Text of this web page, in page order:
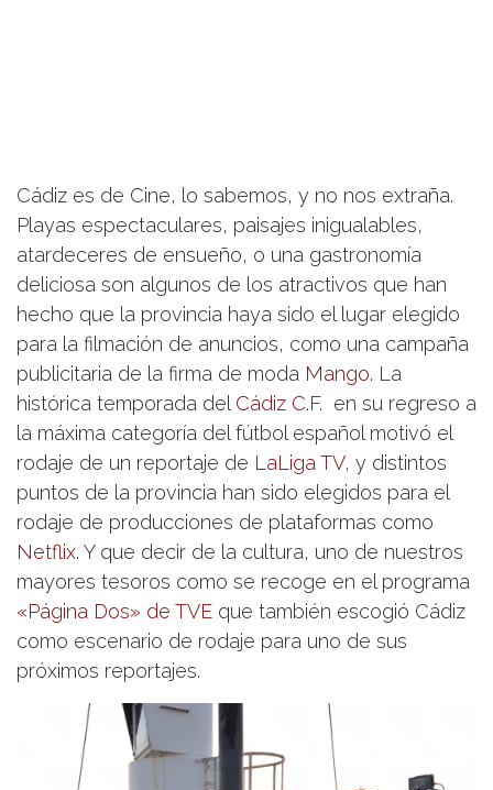
Cádiz es de Cine, lo sabemos, y no nos extraña.
Playas espectaculares, paisajes inigualables,
atardeceres de ensueño, o una gastronomía
deliciosa son algunos de los atractivos que han
hecho que la provincia haya sido el lugar elegido
para la filmación de anuncios, como una campaña
publicitaria de la firma de moda Mango. La
histórica temporada del Cádiz C.F. en su regreso a
la máxima categoría del fútbol español motivó el
rodaje de un reportaje de LaLiga TV, y distintos
puntos de la provincia han sido elegidos para el
rodaje de producciones de plataformas como
Netflix. Y que decir de la cultura, uno de nuestros
mayores tesoros como se recoge en el programa
«Página Dos» de TVE que también escogió Cádiz
como escenario de rodaje para uno de sus
próximos reportajes.